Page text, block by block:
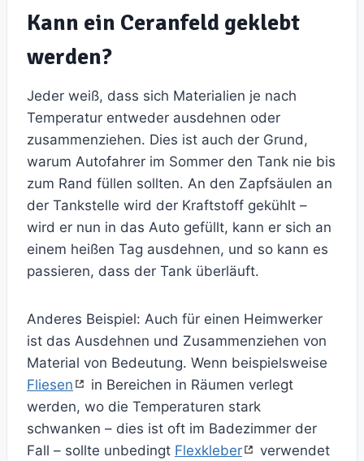
Kann ein Ceranfeld geklebt
werden?
Jeder weiß, dass sich Materialien je nach
Temperatur entweder ausdehnen oder
zusammenziehen. Dies ist auch der Grund,
warum Autofahrer im Sommer den Tank nie bis
zum Rand füllen sollten. An den Zapfsäulen an
der Tankstelle wird der Kraftstoff gekühlt –
wird er nun in das Auto gefüllt, kann er sich an
einem heißen Tag ausdehnen, und so kann es
passieren, dass der Tank überläuft.
Anderes Beispiel: Auch für einen Heimwerker
ist das Ausdehnen und Zusammenziehen von
Material von Bedeutung. Wenn beispielsweise
Fliesen
in Bereichen in Räumen verlegt
werden, wo die Temperaturen stark
schwanken – dies ist oft im Badezimmer der
Fall – sollte unbedingt Flexkleber
verwendet